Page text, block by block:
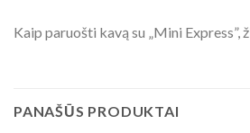
Kaip paruošti kavą su „Mini Express”,
PANAŠŪS PRODUKTAI